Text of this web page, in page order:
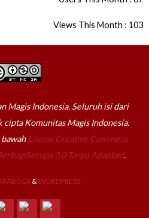
Views This Month : 103
Magis Indonesia. Seluruh isi dari
Komunitas Magis Indonesia.
Lisensi Creative Commons
3.0 Tanpa Adaptasi.
& WORDPRESS.